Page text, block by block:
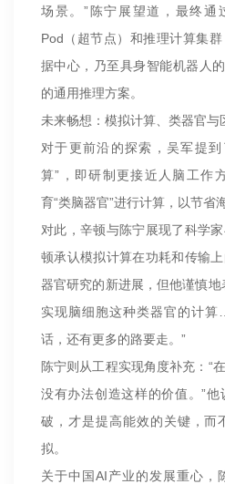
场景。”陈宁展望道，最终通
Pod（超节点）和推理计算集
据中心，乃至具身智能机器人
的通用推理方案。
未来畅想：模拟计算、类器官与
对于更前沿的探索，吴军提
算”，即研制更接近人脑工作
育“类脑器官”进行计算，以节省
对此，辛顿与陈宁展现了科学
顿承认模拟计算在功耗和传输
器官研究的新进展，但他谨慎地
实现脑细胞这种类器官的计
话，还有更多的路要走。”
陈宁则从工程实现角度补充：“
没有办法创造这样的价值。”
破，才是提高能效的关键，而
拟。
关于中国AI产业的发展重心，